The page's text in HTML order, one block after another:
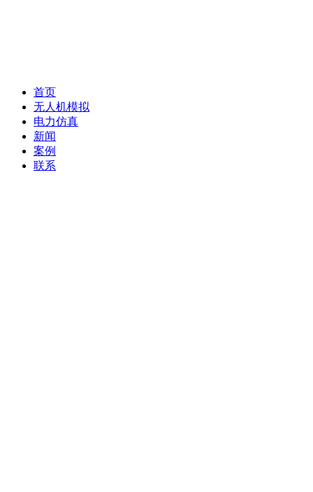
首页
无人机模拟
电力仿真
新闻
案例
联系